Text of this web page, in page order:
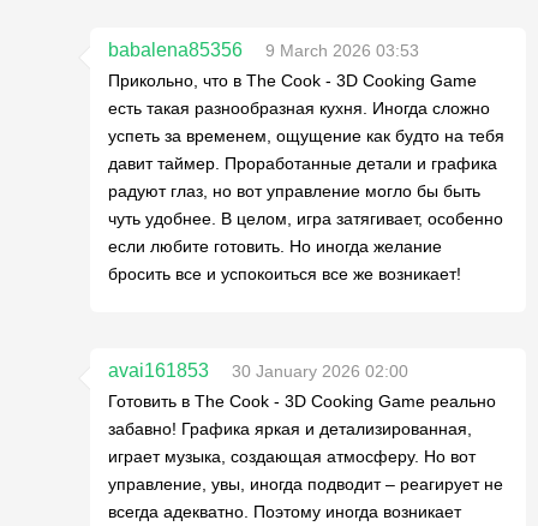
babalena85356
9 March 2026 03:53
Прикольно, что в The Cook - 3D Cooking Game
есть такая разнообразная кухня. Иногда сложно
успеть за временем, ощущение как будто на тебя
давит таймер. Проработанные детали и графика
радуют глаз, но вот управление могло бы быть
чуть удобнее. В целом, игра затягивает, особенно
если любите готовить. Но иногда желание
бросить все и успокоиться все же возникает!
avai161853
30 January 2026 02:00
Готовить в The Cook - 3D Cooking Game реально
забавно! Графика яркая и детализированная,
играет музыка, создающая атмосферу. Но вот
управление, увы, иногда подводит – реагирует не
всегда адекватно. Поэтому иногда возникает